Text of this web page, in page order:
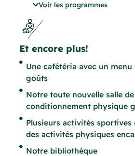
d’intégration : un accueil
sur mesure pour que tu sois
l’aise, connecté(e) et prêt(e)
tout en bénéficiant d’un
pour une transition en
réussite assurée.
02 – Programmes de
des opportunités de
conçues spécialement pour
professionnel en renforçant
compétences et en te
rayonner dans ton futur rôle.
Voir les programmes
Et encore plus!
Une cafétéria avec un menu
goûts
Notre toute nouvelle salle de
conditionnement physique
Plusieurs activités sportives
des activités physiques
Notre bibliothèque